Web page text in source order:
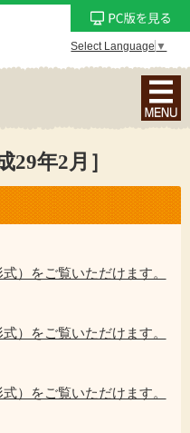
Select Language ▼
ナ
ビ
ョ
ン
ニ
を
29年2月］
）をご覧いただけます。
）をご覧いただけます。
）をご覧いただけます。